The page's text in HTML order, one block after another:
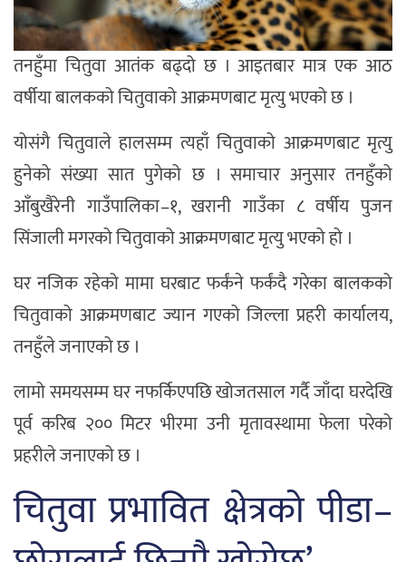
तनहुँमा चितुवा आतंक बढ्दो छ । आइतबार मात्र एक आठ
वर्षीया बालकको चितुवाको आक्रमणबाट मृत्यु भएको छ ।
योसंगै चितुवाले हालसम्म त्यहाँ चितुवाको आक्रमणबाट मृत्यु
हुनेको संख्या सात पुगेको छ । समाचार अनुसार तनहुँको
आँबुखैरेनी गाउँपालिका–१, खरानी गाउँका ८ वर्षीय पुजन
सिंजाली मगरको चितुवाको आक्रमणबाट मृत्यु भएको हो ।
घर नजिक रहेको मामा घरबाट फर्कंने फर्कंदै गरेका बालकको
चितुवाको आक्रमणबाट ज्यान गएको जिल्ला प्रहरी कार्यालय,
तनहुँले जनाएको छ ।
लामो समयसम्म घर नफर्किएपछि खोजतसाल गर्दै जाँदा घरदेखि
पूर्व करिब २०० मिटर भीरमा उनी मृतावस्थामा फेला परेको
प्रहरीले जनाएको छ ।
चितुवा प्रभावित क्षेत्रको पीडा–